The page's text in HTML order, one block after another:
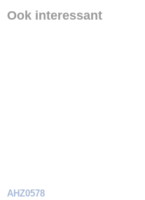
Ook interessant
AHZ0578